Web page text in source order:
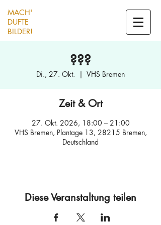
MACH'
DUFTE
BILDER!
???
Di., 27. Okt.
  |
VHS Bremen
Zeit & Ort
27. Okt. 2026, 18:00 – 21:00
VHS Bremen, Plantage 13, 28215 Bremen,
Deutschland
Diese Veranstaltung teilen